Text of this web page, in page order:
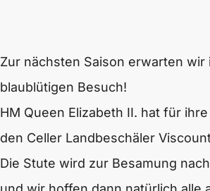
Zur nächsten Saison erwarten wir
blaublütigen Besuch!
HM Queen Elizabeth II. hat für
den Celler Landbeschäler
Die Stute wird zur Besamung